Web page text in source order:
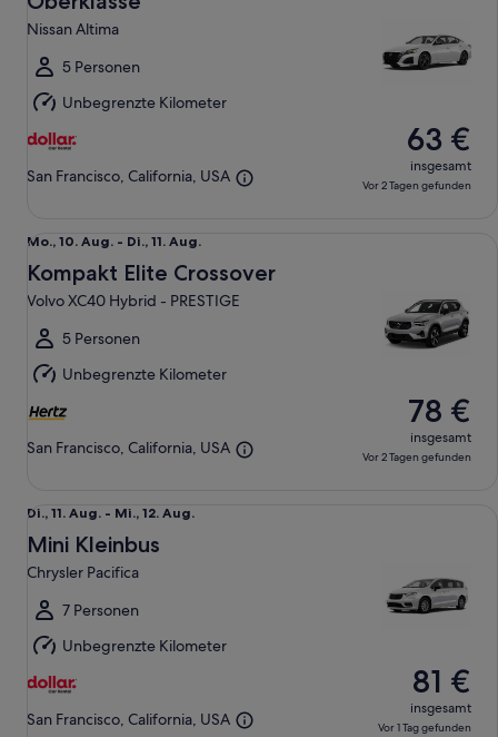
Aug.
bis
Di.,
11.
Aug.
Nissan Altima
5 Personen
Unbegrenzte Kilometer
San Francisco, California, USA
63 €
insgesamt
Vor 2 Tagen gefunden
Mo.,
10.
Aug.
bis
Di.,
11.
Aug.
Mo., 10. Aug. - Di., 11. Aug.
Kompakt Elite Crossover
Volvo XC40 Hybrid - PRESTIGE
5 Personen
Unbegrenzte Kilometer
San Francisco, California, USA
78 €
insgesamt
Vor 2 Tagen gefunden
Di.,
11.
Aug.
bis
Mi.,
12.
Aug.
Di., 11. Aug. - Mi., 12. Aug.
Mini Kleinbus
Chrysler Pacifica
7 Personen
Unbegrenzte Kilometer
San Francisco, California, USA
81 €
insgesamt
Vor 1 Tag gefunden